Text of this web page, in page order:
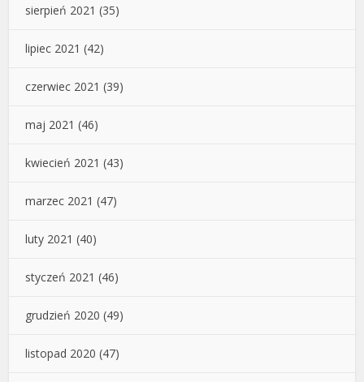
sierpień 2021 (35)
lipiec 2021 (42)
czerwiec 2021 (39)
maj 2021 (46)
kwiecień 2021 (43)
marzec 2021 (47)
luty 2021 (40)
styczeń 2021 (46)
grudzień 2020 (49)
listopad 2020 (47)